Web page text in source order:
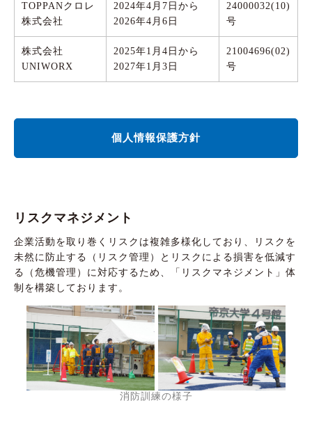
TOPPANクロレ
株式会社
2024年4月7日から
2026年4月6日
24000032(10)
号
株式会社
UNIWORX
2025年1月4日から
2027年1月3日
21004696(02)
号
個人情報保護方針
リスクマネジメント
企業活動を取り巻くリスクは複雑多様化しており、リスクを
未然に防止する（リスク管理）とリスクによる損害を低減す
る（危機管理）に対応するため、「リスクマネジメント」体
制を構築しております。
消防訓練の様子